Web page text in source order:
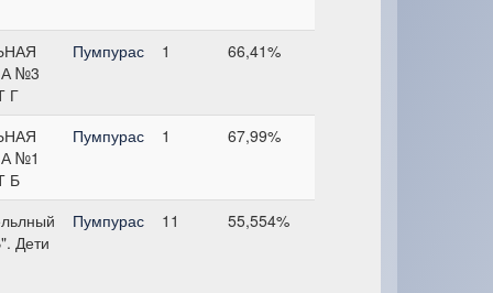
№3
Г
Пумпурас 1 66,41%
№1
Б
Пумпурас 1 67,99%
Дети
Пумпурас 11 55,554%